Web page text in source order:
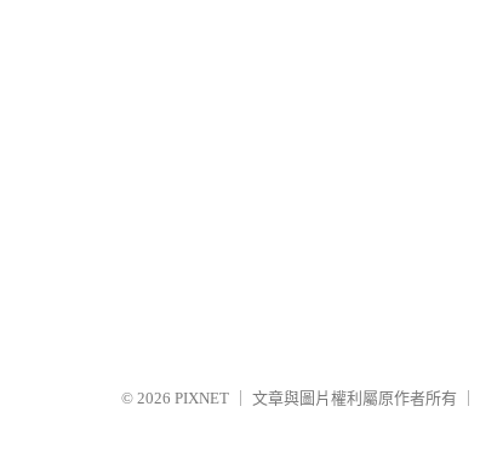
© 2026 PIXNET 文章與圖片權利屬原作者所有